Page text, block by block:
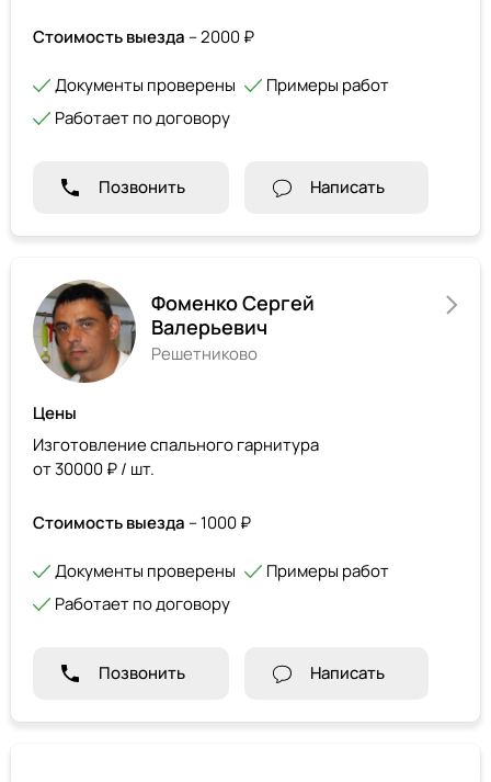
Стоимость выезда – 2000 ₽
Документы проверены
Примеры работ
Работает по договору
Позвонить Написать
Фоменко Сергей
Валерьевич
Решетниково
Цены
Изготовление спального гарнитура
от 30000 ₽ / шт.
Стоимость выезда – 1000 ₽
Документы проверены
Примеры работ
Работает по договору
Позвонить Написать